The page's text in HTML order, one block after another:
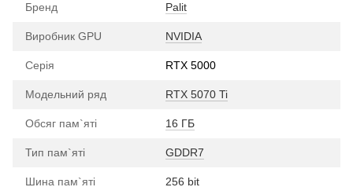
Бренд Palit
Виробник GPU NVIDIA
Серія RTX 5000
Модельний ряд RTX 5070 Ti
Обсяг пам`яті 16 ГБ
Тип пам`яті GDDR7
Шина пам`яті 256 bit